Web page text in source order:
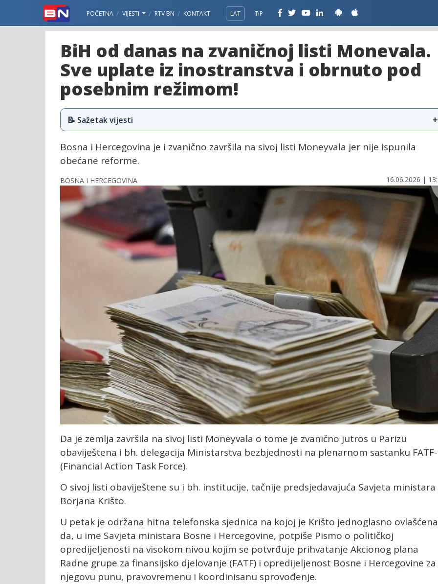
POČETNA VIJESTI RTV BN KONTAKT LAT ЋР
BiH od danas na zvaničnoj listi Monevala.
Sve uplate iz inostranstva i obrnuto pod
posebnim režimom!
📝 Sažetak vijesti +
Bosna i Hercegovina je i zvanično završila na sivoj listi Moneyvala jer nije ispunila
obećane reforme.
BOSNA I HERCEGOVINA 16.06.2026 |
Da je zemlja završila na sivoj listi Moneyvala o tome je zvanično jutros u Parizu
obaviještena i bh. delegacija Ministarstva bezbjednosti na plenarnom sastanku
(Financial Action Task Force).
O sivoj listi obaviještene su i bh. institucije, tačnije predsjedavajuća Savjeta ministara
Borjana Krišto.
U petak je održana hitna telefonska sjednica na kojoj je Krišto jednoglasno ovlašćena
da, u ime Savjeta ministara Bosne i Hercegovine, potpiše Pismo o političkoj
opredijeljenosti na visokom nivou kojim se potvrđuje prihvatanje Akcionog plana
Radne grupe za finansijsko djelovanje (FATF) i opredijeljenost Bosne i Hercegovine za
njegovu punu, pravovremenu i koordinisanu sprovođenje.